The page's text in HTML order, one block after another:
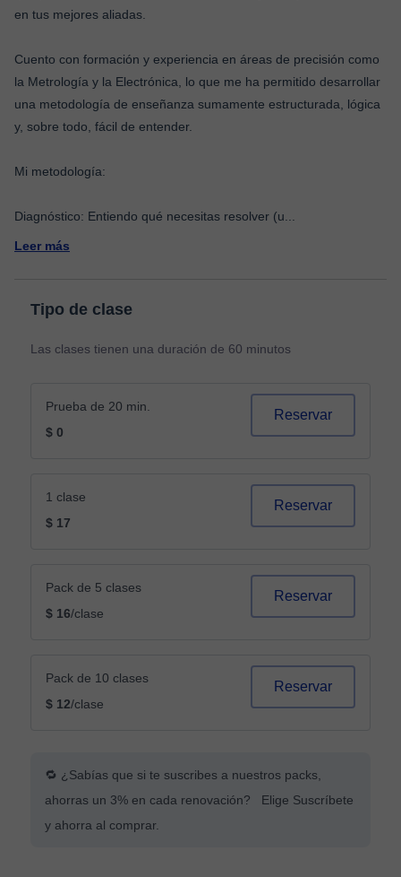
en tus mejores aliadas.
Cuento con formación y experiencia en áreas de precisión como
la Metrología y la Electrónica, lo que me ha permitido desarrollar
una metodología de enseñanza sumamente estructurada, lógica
y, sobre todo, fácil de entender.
Mi metodología:
Diagnóstico: Entiendo qué necesitas resolver (u
Leer más
Tipo de clase
Las clases tienen una duración de 60 minutos
Prueba de 20 min.
$ 0
Reservar
1 clase
$ 17
Reservar
Pack de 5 clases
$ 16/clase
Reservar
Pack de 10 clases
$ 12/clase
Reservar
🔁 ¿Sabías que si te suscribes a nuestros packs,
ahorras un 3% en cada renovación? Elige Suscríbete
y ahorra al comprar.